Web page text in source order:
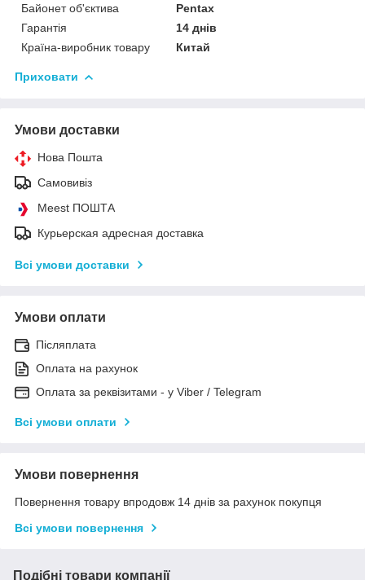
Байонет об'єктива
Pentax
Гарантія
14 днів
Країна-виробник товару
Китай
Приховати
Умови доставки
Нова Пошта
Самовивіз
Meest ПОШТА
Курьерская адресная доставка
Всі умови доставки
Умови оплати
Післяплата
Оплата на рахунок
Оплата за реквізитами - у Viber / Telegram
Всі умови оплати
Умови повернення
Повернення товару впродовж 14 днів за рахунок покупця
Всі умови повернення
Подібні товари компанії